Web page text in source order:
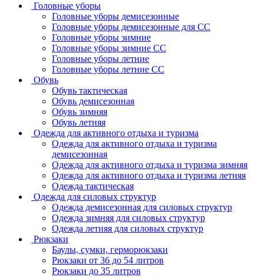
Головные уборы
Головные уборы демисезонные
Головные уборы демисезонные для СС
Головные уборы зимние
Головные уборы зимние СС
Головные уборы летние
Головные уборы летние СС
Обувь
Обувь тактическая
Обувь демисезонная
Обувь зимняя
Обувь летняя
Одежда для активного отдыха и туризма
Одежда для активного отдыха и туризма
демисезонная
Одежда для активного отдыха и туризма зимняя
Одежда для активного отдыха и туризма летняя
Одежда тактическая
Одежда для силовых структур
Одежда демисезонная для силовых структур
Одежда зимняя для силовых структур
Одежда летняя для силовых структур
Рюкзаки
Баулы, сумки, герморюкзаки
Рюкзаки от 36 до 54 литров
Рюкзаки до 35 литров